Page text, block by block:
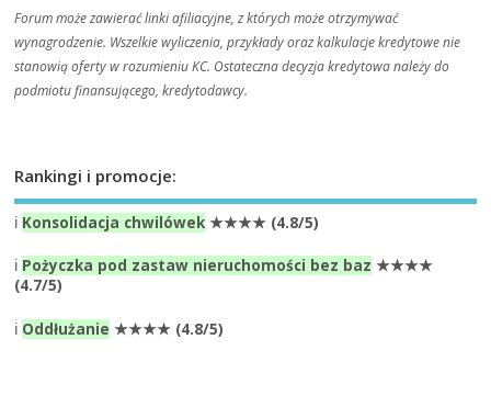
Forum może zawierać linki afiliacyjne, z których może otrzymywać
wynagrodzenie. Wszelkie wyliczenia, przykłady oraz kalkulacje kredytowe nie
stanowią oferty w rozumieniu KC. Ostateczna decyzja kredytowa należy do
podmiotu finansującego, kredytodawcy.
Rankingi i promocje:
ℹ️ Konsolidacja chwilówek ★★★★ (4.8/5)
ℹ️ Pożyczka pod zastaw nieruchomości bez baz ★★★★
(4.7/5)
ℹ️ Oddłużanie ★★★★ (4.8/5)